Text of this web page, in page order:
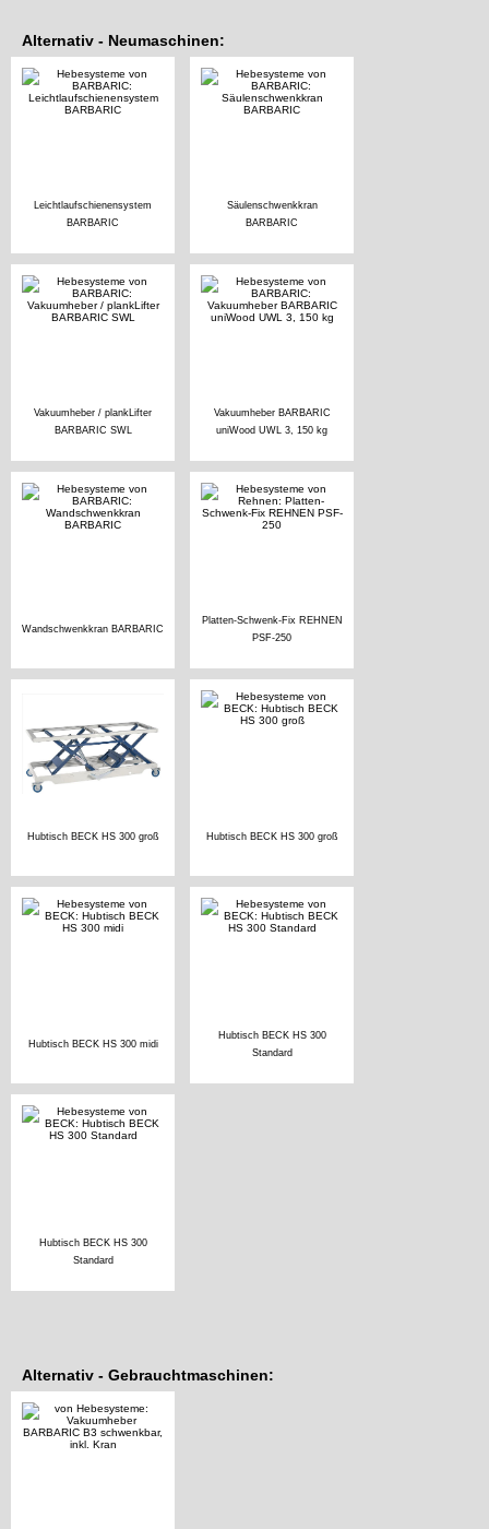
Alternativ - Neumaschinen:
Leichtlaufschienensystem
BARBARIC
Säulenschwenkkran
BARBARIC
Vakuumheber / plankLifter
BARBARIC SWL
Vakuumheber BARBARIC
uniWood UWL 3, 150 kg
Wandschwenkkran BARBARIC
Platten-Schwenk-Fix REHNEN
PSF-250
Hubtisch BECK HS 300 groß Hubtisch BECK HS 300 groß
Hubtisch BECK HS 300 midi
Hubtisch BECK HS 300
Standard
Hubtisch BECK HS 300
Standard
Alternativ - Gebrauchtmaschinen: